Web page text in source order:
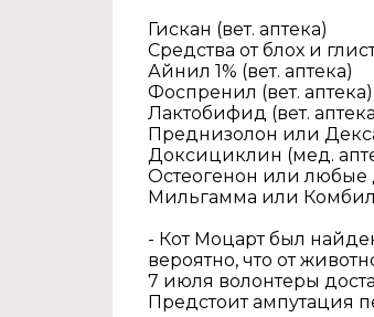
Гискан (вет. аптека)
Средства от блох и
Айнил 1% (вет. аптека)
Фоспренил (вет. аптека)
Лактобифид (вет.
Преднизолон или
Доксициклин (мед.
Остеогенон или любые
Мильгамма или
- Кот Моцарт был
вероятно, что от
7 июля волонтеры
Предстоит ампутация